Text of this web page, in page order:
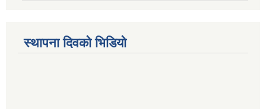
स्थापना दिवको भिडियो